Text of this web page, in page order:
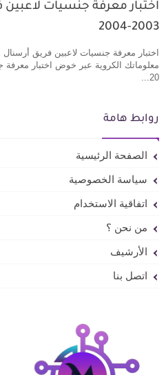
اختبار معرفة جنسيات
2003-2004
معلوماتك الكروية عبر خوض اختبار
20...
روابط هامة
الصفحة الرئيسية
سياسة الخصوصية
اتفاقية الاستخدام
من نحن ؟
الأرشيف
اتصل بنا